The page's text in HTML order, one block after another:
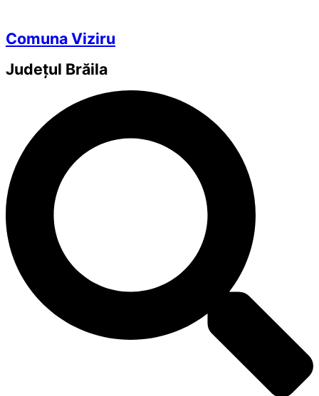
Comuna Viziru
Județul Brăila